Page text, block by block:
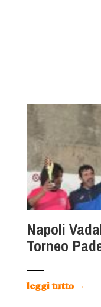
Napoli
Torneo
leggi tutto →